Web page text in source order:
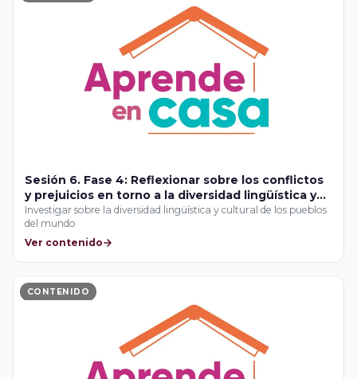
Sesión 6. Fase 4: Reflexionar sobre los conflictos
y prejuicios en torno a la diversidad lingüística y
cultural
Investigar sobre la diversidad lingüística y cultural de los pueblos
del mundo
Ver contenido
CONTENIDO